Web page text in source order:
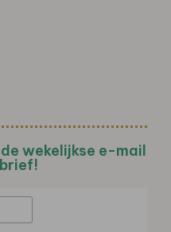
wekelijkse e-mail